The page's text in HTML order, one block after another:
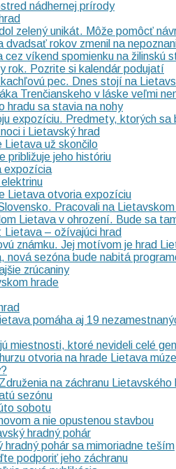
nádhernej prírody
zelený unikát. Môže pomôcť
rokov zmenil na
cez víkend spomienku na žilinskú
rok. Pozrite si kalendár podujatí
pec. Dnes stojí na
Trenčianskeho v láske veľmi
hradu sa stavia na nohy
expozíciu. Predmety, ktorých
i Lietavský hrad
Lietava už skončilo
približuje jeho históriu
expozícia
Lietava otvoria expozíciu
Pracovali na
Lietava v ohrození. Bude sa
Lietava – ožívajúci hrad
známku. Jej motívom je hrad
nová sezóna bude nabitá
zrúcaniny
hrade
pomáha aj 19
miestnosti, ktoré nevideli celé
otvoria na hrade Lietava
na záchranu Lietavského
sezónu
sobotu
a nie opustenou stavbou
hradný pohár
pohár sa mimoriadne teším
podporiť jeho záchranu